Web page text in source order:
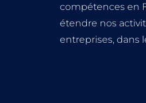
compétences en
étendre nos
entreprises, dans